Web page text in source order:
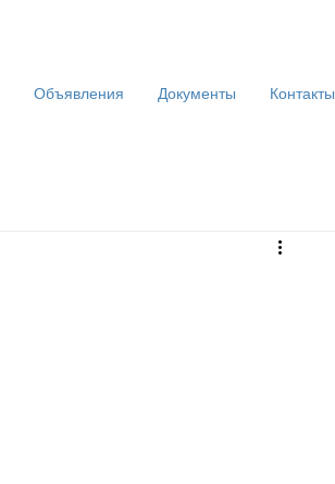
Объявления Документы Контакты